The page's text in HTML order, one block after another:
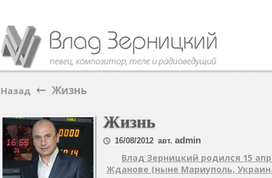
Назад Жизнь
Жизнь
16/08/2012 авт. admin
Влад Зерницкий родился 15
Жданове (ныне Мариуполь,